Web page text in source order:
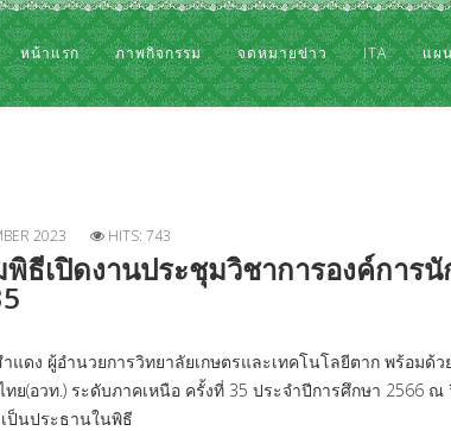
หน้าแรก ภาพกิจกรรม จดหมายข่าว ITA แผ
2023 HITS: 743
พิธีเปิดงานประชุมวิชาการองค์กา
ดง ผู้อำนวยการวิทยาลัยเกษตรและเทคโนโลยีตาก พร้อม
ย(อวท.) ระดับภาคเหนือ ครั้งที่ 35 ประจำปีการศึกษา 2566
ป็นประธานในพิธี